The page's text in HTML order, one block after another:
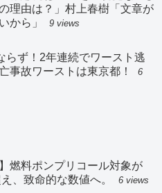
理由は？」村上春樹「文章が
から」
9 views
らず！2年連続でワースト逃
事故ワーストは東京都！
6
燃料ポンプリコール対象が
、致命的な数値へ。
6 views